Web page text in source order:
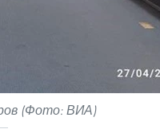
(Фото: ВИА)